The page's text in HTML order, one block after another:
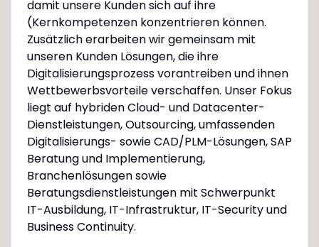
damit unsere Kunden sich auf ihre
(Kernkompetenzen konzentrieren können.
Zusätzlich erarbeiten wir gemeinsam mit
unseren Kunden Lösungen, die ihre
Digitalisierungsprozess vorantreiben und ihnen
Wettbewerbsvorteile verschaffen. Unser Fokus
liegt auf hybriden Cloud- und Datacenter-
Dienstleistungen, Outsourcing, umfassenden
Digitalisierungs- sowie CAD/PLM-Lösungen, SAP
Beratung und Implementierung,
Branchenlösungen sowie
Beratungsdienstleistungen mit Schwerpunkt
IT-Ausbildung, IT-Infrastruktur, IT-Security und
Business Continuity.